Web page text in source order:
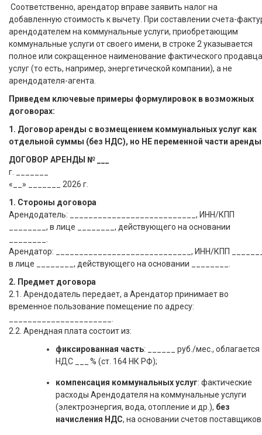
Соответственно, арендатор вправе заявить налог на
добавленную стоимость к вычету. При составлении счета-
арендодателем на коммунальные услуги, приобретающим
коммунальные услуги от своего имени, в строке 2 указывается
полное или сокращенное наименование фактического продавца
услуг (то есть, например, энергетической компании), а не
арендодателя-агента.
Приведем ключевые примеры формулировок в возможных
договорах:
1. Договор аренды с возмещением коммунальных услуг как
отдельной суммы (без НДС), но НЕ переменной части
ДОГОВОР АРЕНДЫ № ___
г. _______
«__» _______ 2026 г.
1. Стороны договора
Арендодатель: ___________________________, ИНН/КПП
________, в лице ________, действующего на основании
Арендатор: _____________________________, ИНН/КПП
в лице ________, действующего на основании ________.
2. Предмет договора
2.1. Арендодатель передает, а Арендатор принимает во
временное пользование помещение по адресу:
2.2. Арендная плата состоит из:
фиксированная часть: ______ руб./мес., облагается
НДС ___ % (ст. 164 НК РФ);
компенсация коммунальных услуг: фактические
расходы Арендодателя на коммунальные услуги
(электроэнергия, вода, отопление и др.), без
начисления НДС, на основании счетов